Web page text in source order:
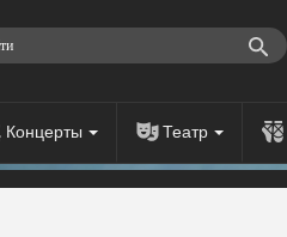
Концерты Театр